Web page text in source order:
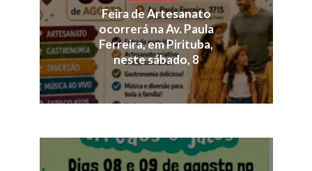
Feira de Artesanato
ocorrerá na Av. Paula
Ferreira, em Pirituba,
neste sábado, 8